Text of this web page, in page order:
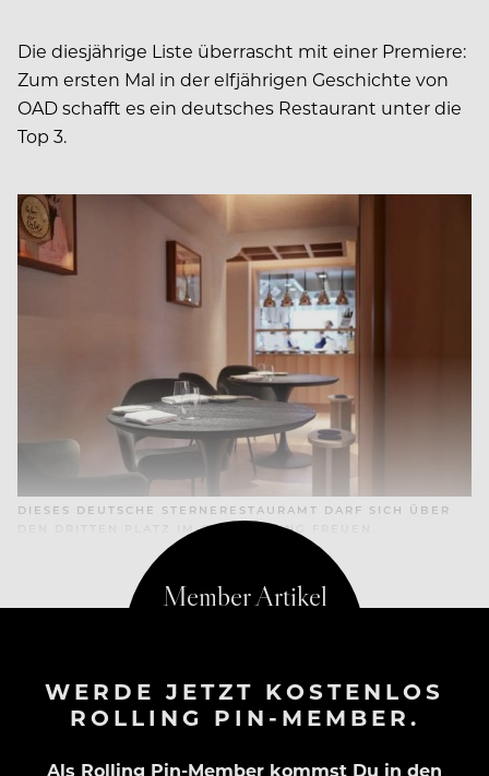
Die diesjährige Liste überrascht mit einer Premiere:
Zum ersten Mal in der elfjährigen Geschichte von
OAD schafft es ein deutsches Restaurant unter die
Top 3.
DIESES DEUTSCHE STERNERESTAURAMT DARF SICH ÜBER
DEN DRITTEN PLATZ IM OAD-RANKING FREUEN.
WERDE JETZT KOSTENLOS
ROLLING PIN-MEMBER.
Als Rolling Pin-Member kommst Du in den